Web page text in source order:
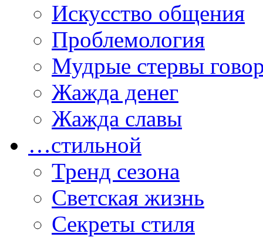
Искусство общения
Проблемология
Мудрые стервы
Жажда денег
Жажда славы
…стильной
Тренд сезона
Светская жизнь
Секреты стиля